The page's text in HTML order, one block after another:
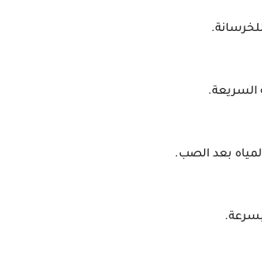
السريعة.
بعد الصب.